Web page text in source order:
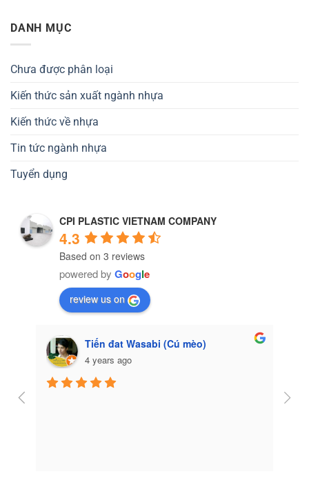
DANH MỤC
Chưa được phân loại
Kiến thức sản xuất ngành nhựa
Kiến thức về nhựa
Tin tức ngành nhựa
Tuyển dụng
CPI PLASTIC VIETNAM COMPANY
4.3
Based on 3 reviews
powered by Google
review us on
Tiến đat Wasabi (Cú mèo)
4 years ago